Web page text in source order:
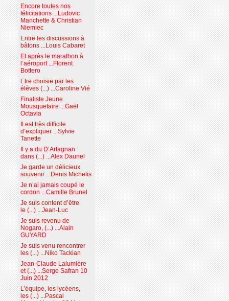
Encore toutes nos
félicitations ...Ludovic
Manchette & Christian
Niemiec
Entre les discussions à
bâtons ...Louis Cabaret
Et après le marathon à
l’aéroport ...Florent
Bottero
Etre choisie par les
élèves (...) ...Caroline Vié
Finaliste Jeune
Mousquetaire ...Gaël
Octavia
Il est très difficile
d’expliquer ...Sylvie
Tanette
Il y a du D’Artagnan
dans (...) ...Alex Daunel
Je garde un délicieux
souvenir ...Denis Michelis
Je n’ai jamais coupé le
cordon ...Camille Brunel
Je suis content d’être
le (...) ...Jean-Luc
Je suis revenu de
Nogaro, (...) ...Alain
GUYARD
Je suis venu rencontrer
les (...) ...Niko Tackian
Jean-Claude Lalumière
et (...) ...Serge Safran 10
Juin 2012
L’équipe, les lycéens,
les (...) ...Pascal